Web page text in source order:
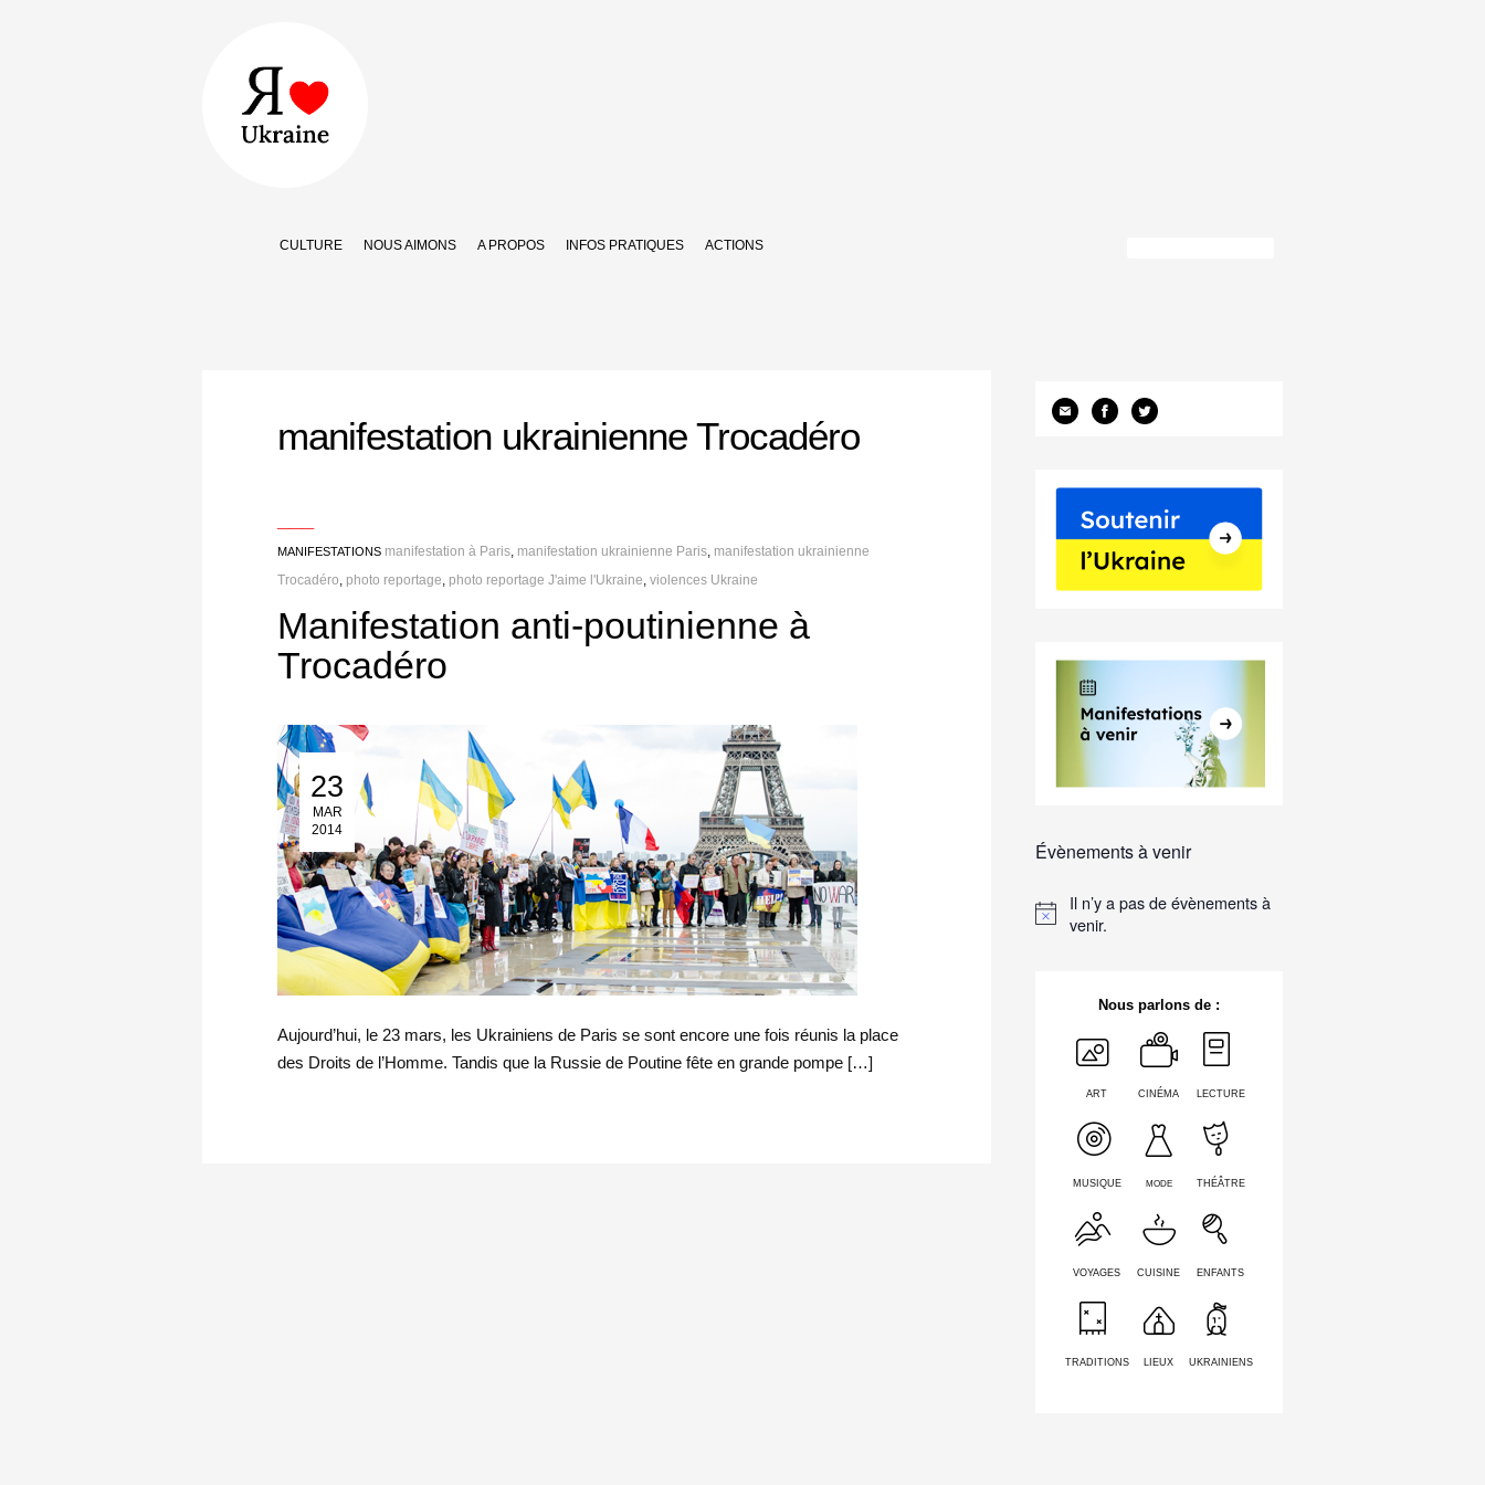
CULTURE NOUS AIMONS A PROPOS INFOS PRATIQUES ACTIONS
manifestation ukrainienne Trocadéro
MANIFESTATIONS manifestation à Paris manifestation ukrainienne Paris manifestation ukrainienne
Trocadéro
photo reportage photo reportage J'aime l'Ukraine ,violences Ukraine
Manifestation anti-poutinienne à
Trocadéro
23
MAR
2014
23 Mar 2014
Aujourd’hui, le 23 mars, les Ukrainiens de Paris se sont encore une fois réunis la place
des Droits de l’Homme. Tandis que la Russie de Poutine fête en grande pompe […]
Évènements à venir
Il n’y a pas de évènements à
venir.
Nous parlons de :
ART CINÉMA LECTURE
MUSIQUE MODE THÉÂTRE
VOYAGES CUISINE ENFANTS
TRADITIONS LIEUX UKRAINIENS